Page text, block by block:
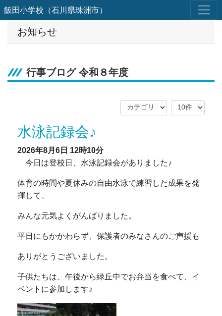
飯田小学校（石川県珠洲市）
お知らせ
行事ブログ 令和８年度
水泳記録会♪
2026年8月6日 12時10分
今日は登校日、水泳記録会がありました♪
体育の時間や夏休みの自由水泳で練習した成果を発
揮して、
みんな元気よくがんばりました。
平日にもかかわらず、保護者のみなさんのご声援も
ありがとうございました。
子供たちは、午後から緑丘中でお弁当を食べて、イ
ベントに参加します♪